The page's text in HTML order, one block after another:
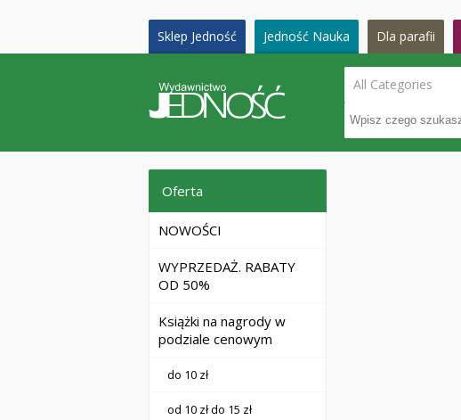
Sklep Jedność Jedność Nauka Dla parafii
All Categories
Oferta
NOWOŚCI
WYPRZEDAŻ. RABATY
OD 50%
Książki na nagrody w
podziale cenowym
do 10 zł
od 10 zł do 15 zł